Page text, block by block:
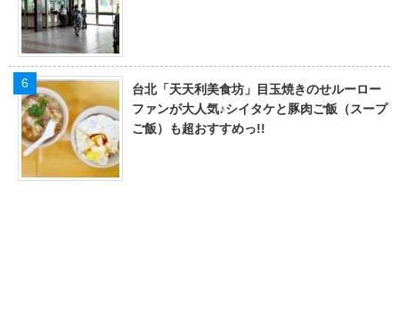
台北「天天利美食坊」目玉焼きのせルーロー
ファンが大人気♪シイタケと豚肉ご飯（スープ
ご飯）も超おすすめっ!!